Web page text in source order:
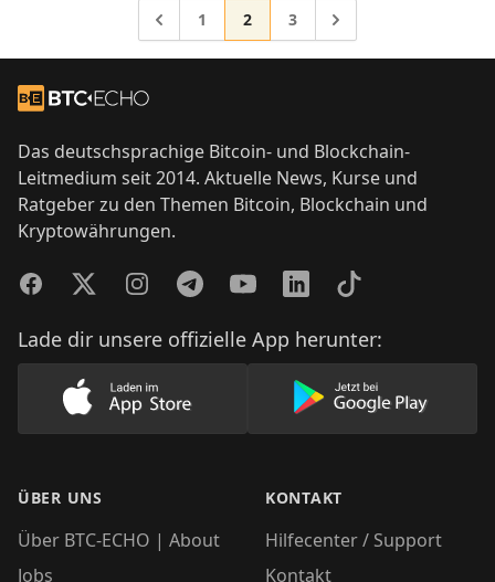
Gehe zu
Gehe zur Seite
1 Gehe zur Seite
2 Gehe zur Seite
3 Gehe zu
Zur Startseite
Das deutschsprachige Bitcoin- und Blockchain-
Leitmedium seit 2014. Aktuelle News, Kurse und
Ratgeber zu den Themen Bitcoin, Blockchain und
Kryptowährungen.
FacebookTwitterInstagramTelegramYouTubeLinkedInTikTok
Lade dir unsere offizielle App herunter:
Lade unsere App im AppStore herunter
Lade unsere
ÜBER UNS
Über BTC-ECHO | About
Jobs
KONTAKT
Hilfecenter / Support
Kontakt